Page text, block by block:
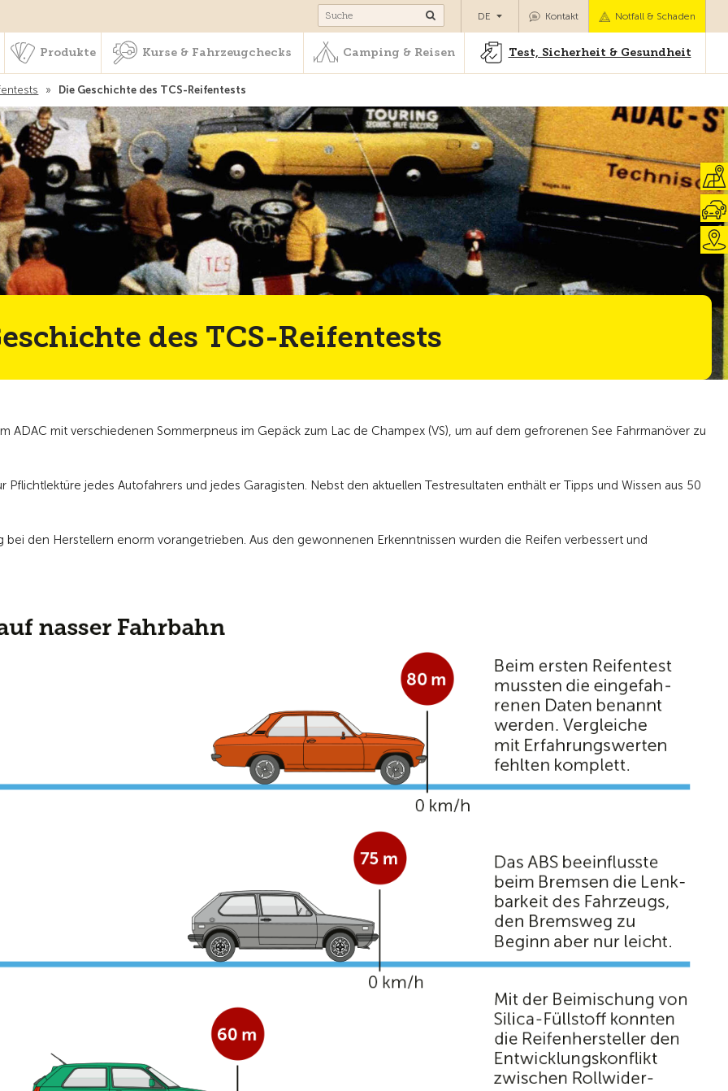
Kurse & Fahrzeugchecks Camping & Reisen Test, Sicherheit & Gesundheit
Kontakt Notfall & Schaden
DE
Produkte Kurse & Fahrzeugchecks Camping & Reisen Test, Sicherheit & Gesundheit
» Die Geschichte des TCS-Reifentests
Zur Übersicht
des TCS-Reifentests
ADAC mit verschiedenen Sommerpneus im Gepäck zum Lac de Champex (VS), um auf dem gefrorenen See Fahrmanöver zu
jedes Autofahrers und jedes Garagisten. Nebst den aktuellen Testresultaten enthält er Tipps und Wissen aus 50
den Herstellern enorm vorangetrieben. Aus den gewonnenen Erkenntnissen wurden die Reifen verbessert und